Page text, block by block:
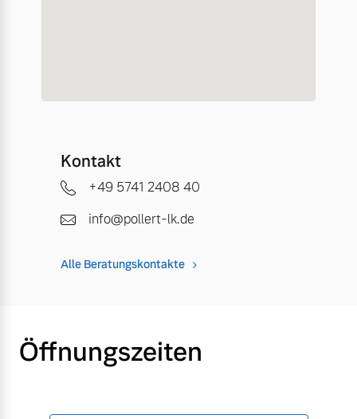
Kontakt
+49 5741 2408 40
info@pollert-lk.de
Alle Beratungskontakte
Öffnungszeiten